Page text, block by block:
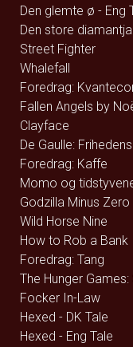
Den glemte ø - Eng
Den store
Street Fighter
Whalefall
Foredrag:
Fallen Angels by
Clayface
De Gaulle:
Foredrag: Kaffe
Momo og
Godzilla Minus Zero
Wild Horse Nine
How to Rob a Bank
Foredrag: Tang
The Hunger
Focker In-Law
Hexed - DK Tale
Hexed - Eng Tale